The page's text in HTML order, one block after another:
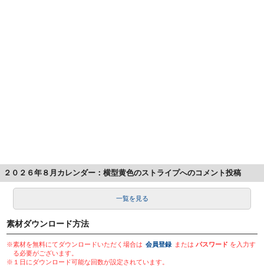
２０２６年８月カレンダー：横型黄色のストライプへのコメント投稿
一覧を見る
素材ダウンロード方法
※素材を無料にてダウンロードいただく場合は 会員登録 またはパスワード を入力す
る必要がございます。
※１日にダウンロード可能な回数が設定されています。